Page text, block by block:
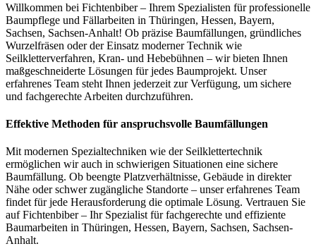
Willkommen bei Fichtenbiber – Ihrem Spezialisten für professionelle
Baumpflege und Fällarbeiten in Thüringen, Hessen, Bayern,
Sachsen, Sachsen-Anhalt! Ob präzise Baumfällungen, gründliches
Wurzelfräsen oder der Einsatz moderner Technik wie
Seilkletterverfahren, Kran- und Hebebühnen – wir bieten Ihnen
maßgeschneiderte Lösungen für jedes Baumprojekt. Unser
erfahrenes Team steht Ihnen jederzeit zur Verfügung, um sichere
und fachgerechte Arbeiten durchzuführen.
Effektive Methoden für anspruchsvolle Baumfällungen
Mit modernen Spezialtechniken wie der Seilklettertechnik
ermöglichen wir auch in schwierigen Situationen eine sichere
Baumfällung. Ob beengte Platzverhältnisse, Gebäude in direkter
Nähe oder schwer zugängliche Standorte – unser erfahrenes Team
findet für jede Herausforderung die optimale Lösung. Vertrauen Sie
auf Fichtenbiber – Ihr Spezialist für fachgerechte und effiziente
Baumarbeiten in Thüringen, Hessen, Bayern, Sachsen, Sachsen-
Anhalt.